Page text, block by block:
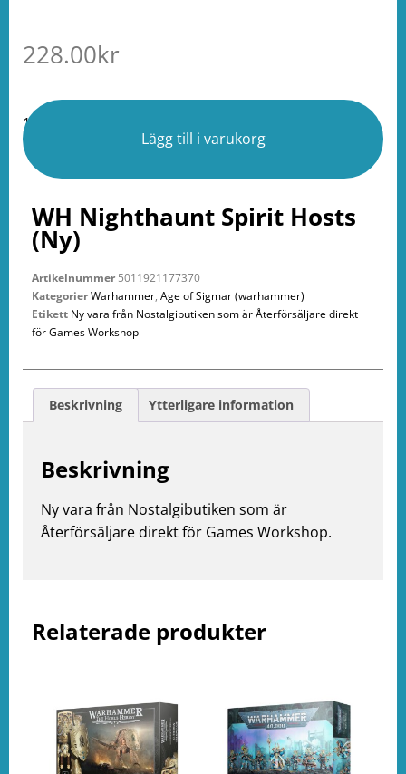
228.00kr
1 i lager
Lägg till i varukorg
Relaterade produkter
WH Nighthaunt Spirit Hosts
(Ny)
Artikelnummer 5011921177370
KategorierWarhammer, Age of Sigmar (warhammer)
Etikett Ny vara från Nostalgibutiken som är Återförsäljare direkt
för Games Workshop
Beskrivning Ytterligare information
Beskrivning
Ny vara från Nostalgibutiken som är
Återförsäljare direkt för Games Workshop.